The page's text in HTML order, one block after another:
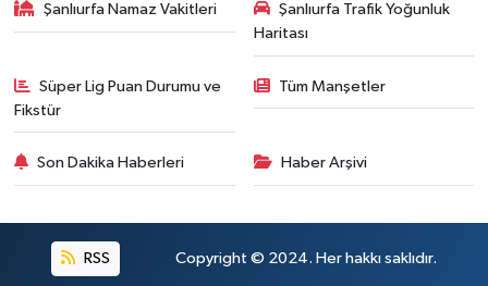
Şanlıurfa Namaz Vakitleri
Şanlıurfa Trafik Yoğunluk
Haritası
Süper Lig Puan Durumu ve
Fikstür
Tüm Manşetler
Son Dakika Haberleri Haber Arşivi
RSS Copyright © 2024. Her hakkı saklıdır.